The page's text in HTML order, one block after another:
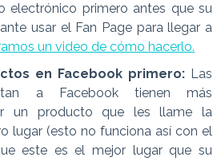
electrónico primero antes que su
usar el Fan Page para llegar a
un video de cómo hacerlo.
en Facebook primero: Las
a Facebook tienen más
un producto que les llame la
lugar (esto no funciona así con el
este es el mejor lugar que su